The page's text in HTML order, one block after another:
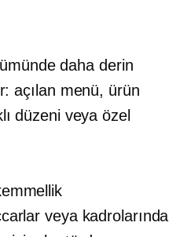
daha derin
açılan menü, ürün
düzeni veya özel
veya kadrolarında